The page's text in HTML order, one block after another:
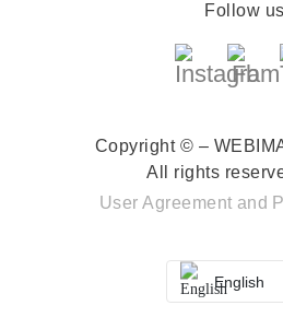
Follow us
Copyright © –
All rights
User Agreement and
English